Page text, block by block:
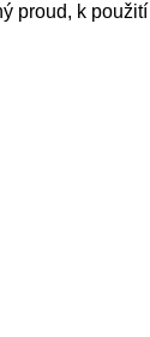
proud, k